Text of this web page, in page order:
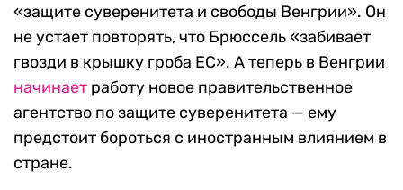
«защите суверенитета и свободы Венгрии». Он
не устает повторять, что Брюссель «забивает
гвозди в крышку гроба ЕС». А теперь в Венгрии
начинает работу новое правительственное
агентство по защите суверенитета — ему
предстоит бороться с иностранным влиянием в
стране.